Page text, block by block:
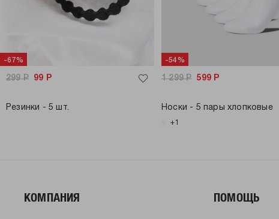
-67%
299Р 99 Р
Резинки - 5 шт.
-54%
1 299Р 599 Р
Носки - 5 пары хлопковые
+1
КОМПАНИЯ ПОМОЩЬ